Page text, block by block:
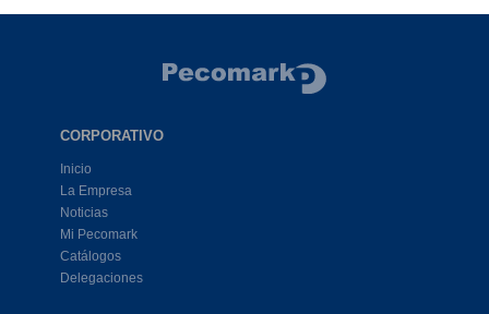
CORPORATIVO
Inicio
La Empresa
Noticias
Mi Pecomark
Catálogos
Delegaciones